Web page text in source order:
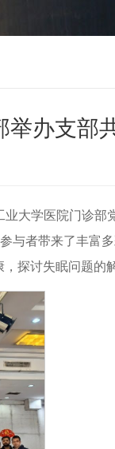
办支部
大学医院门诊部
与者带来了丰富
探讨失眠问题的